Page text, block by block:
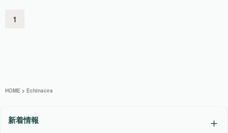
1
HOME > Echinacea
新着情報